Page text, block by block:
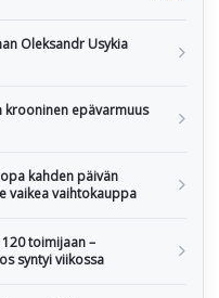
Oleksandr Usykia
krooninen epävarmuus
kahden päivän
vaikea vaihtokauppa
toimijaan –
syntyi viikossa